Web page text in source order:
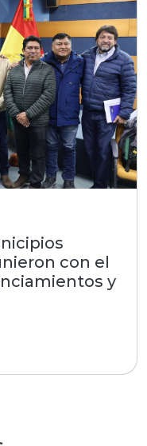
con el
y